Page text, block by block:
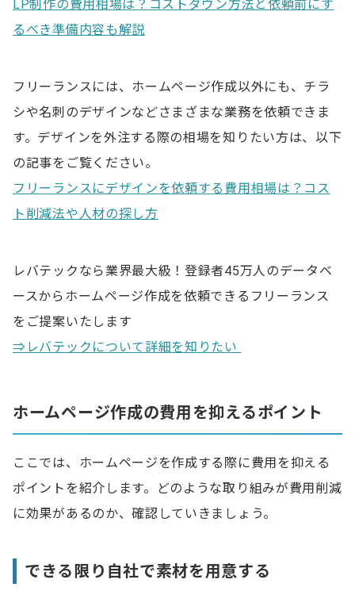
LP制作の費用相場は？コストダウン方法と依頼前にす
るべき準備内容も解説
フリーランスには、ホームページ作成以外にも、チラ
シや名刺のデザインなどさまざまな業務を依頼できま
す。デザインを外注する際の相場を知りたい方は、以下
の記事をご覧ください。
フリーランスにデザインを依頼する費用相場は？コス
ト削減法や人材の探し方
レバテックなら業界最大級！登録者45万人のデータベ
ースからホームページ作成を依頼できるフリーランス
をご提案いたします
⇒レバテックについて詳細を知りたい
ホームページ作成の費用を抑えるポイント
ここでは、ホームページを作成する際に費用を抑える
ポイントを紹介します。どのような取り組みが費用削減
に効果があるのか、確認していきましょう。
できる限り自社で素材を用意する